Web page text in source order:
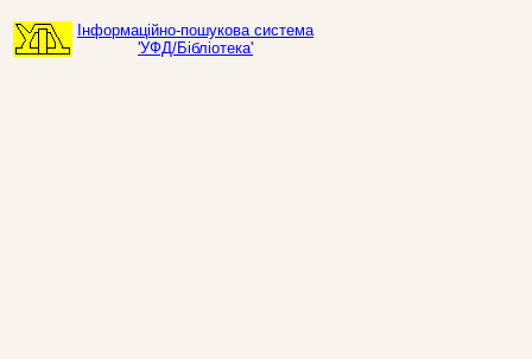
Інформаційно-пошукова система
'УФД/Бібліотека'